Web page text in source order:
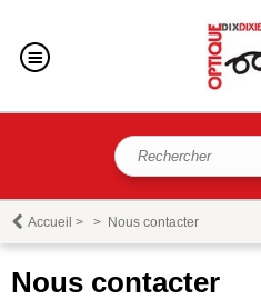
Accueil > > Nous contacter
Nous contacter